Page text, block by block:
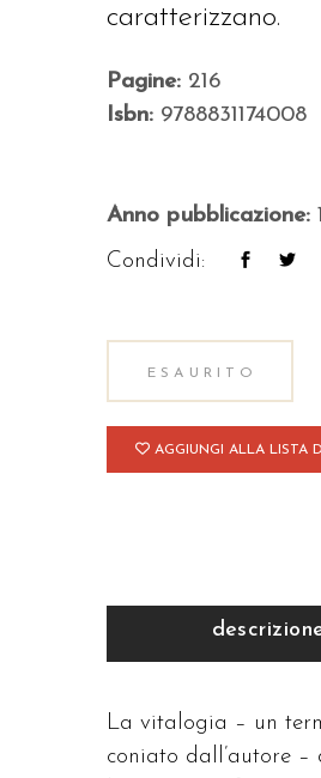
caratterizzano.
Pagine: 216
Isbn: 9788831174008
Anno pubblicazione:
Condividi:
ESAURITO
AGGIUNGI ALLA LISTA
La vitalogia – un
coniato dall’autore –